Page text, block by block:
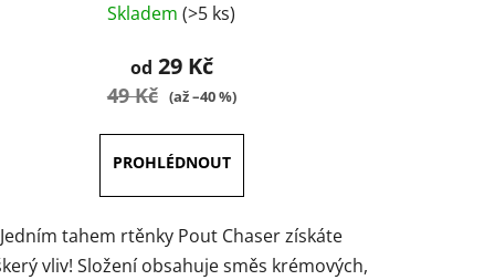
hodnocení
produktu
5
hvězdiček.
Skladem(>5 ks)
od 29 Kč
49 Kč (až –40 %)
Jedním tahem rtěnky Pout Chaser získáte
vliv! Složení obsahuje směs krémových,